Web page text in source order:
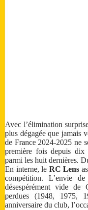
Avec l’élimination
plus dégagée que jamais
de France 2024-2025 ne
première fois depuis dix
parmi les huit dernières.
En interne, le RC Lens
compétition. L’envie
désespérément vide
perdues (1948, 1975,
anniversaire du club,